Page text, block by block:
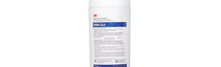
shops, restaurants, convenience stores and